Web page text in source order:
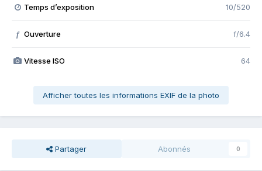
Temps d’exposition 10/520
f Ouverture f/6.4
Vitesse ISO 64
Afficher toutes les informations EXIF de la photo
Partager Abonnés 0